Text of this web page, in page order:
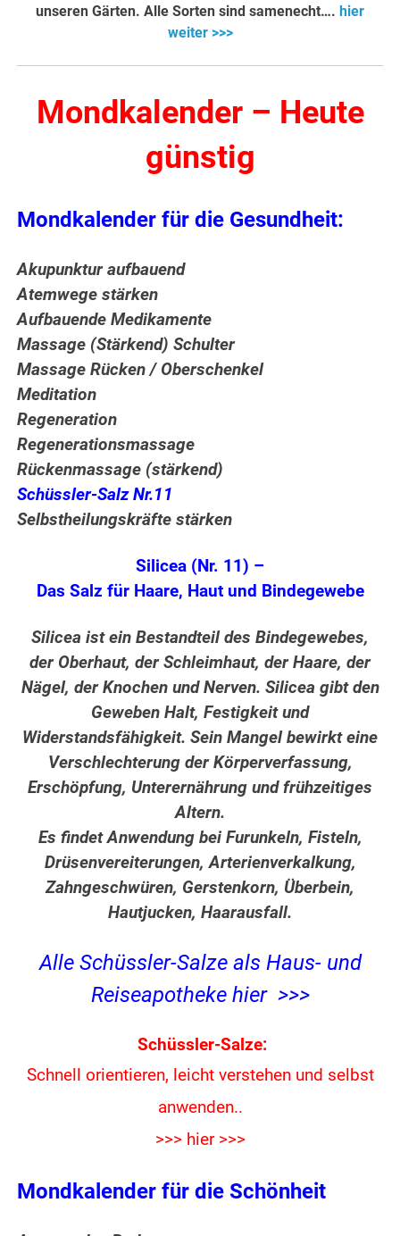
unseren Gärten. Alle Sorten sind samenecht…. hier
weiter >>>
Mondkalender – Heute
günstig
Mondkalender für die Gesundheit:
Akupunktur aufbauend
Atemwege stärken
Aufbauende Medikamente
Massage (Stärkend) Schulter
Massage Rücken / Oberschenkel
Meditation
Regeneration
Regenerationsmassage
Rückenmassage (stärkend)
Schüssler-Salz Nr.11
Selbstheilungskräfte stärken
Silicea (Nr. 11) –
Das Salz für Haare, Haut und Bindegewebe
Silicea ist ein Bestandteil des Bindegewebes,
der Oberhaut, der Schleimhaut, der Haare, der
Nägel, der Knochen und Nerven. Silicea gibt den
Geweben Halt, Festigkeit und
Widerstandsfähigkeit. Sein Mangel bewirkt eine
Verschlechterung der Körperverfassung,
Erschöpfung, Unterernährung und frühzeitiges
Altern.
Es findet Anwendung bei Furunkeln, Fisteln,
Drüsenvereiterungen, Arterienverkalkung,
Zahngeschwüren, Gerstenkorn, Überbein,
Hautjucken, Haarausfall.
Alle Schüssler-Salze als Haus- und
Reiseapotheke hier >>>
Schüssler-Salze:
Schnell orientieren, leicht verstehen und selbst
anwenden..
>>> hier >>>
Mondkalender für die Schönheit